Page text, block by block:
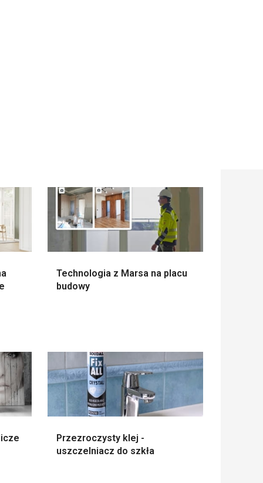
Technologia z Marsa na placu
budowy
Przezroczysty klej -
uszczelniacz do szkła